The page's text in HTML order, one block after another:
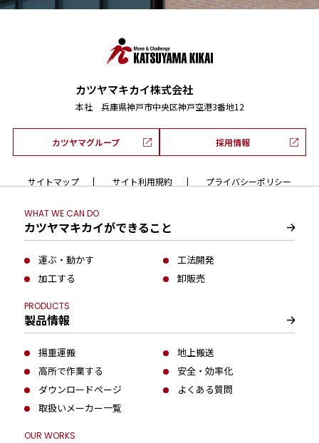
カツヤマキカイ株式会社
本社 兵庫県神戸市中央区神戸空港3番地12
カツヤマグループ 採用情報
サイトマップ サイト利用規約 プライバシーポリシー
WHAT WE CAN DO
カツヤマキカイができること
運ぶ・動かす
工法開発
加工する
卸販売
PRODUCTS
製品情報
揚重運搬
地上搬送
高所で作業する
安全・効率化
ダウンロードページ
よくある質問
取扱いメーカー一覧
OUR WORKS